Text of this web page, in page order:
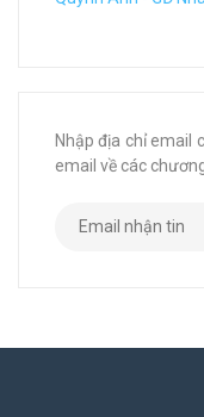
Nhập địa chỉ email
email về các